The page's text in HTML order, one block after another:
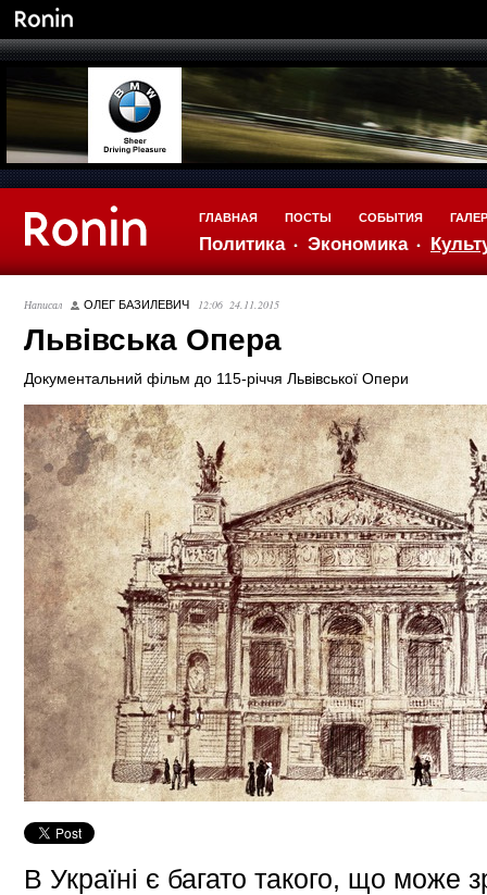
ГЛАВНАЯ
Политика Экономика
ПОСТЫ СОБЫТИЯ
Написал ОЛЕГ БАЗИЛЕВИЧ 12:06 24.11.2015
Львівська Опера
Документальний фільм до 115-річчя Львівської Опери
В Україні є багато такого, що може